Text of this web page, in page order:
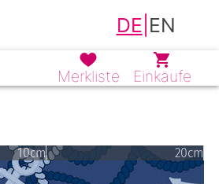
DE EN
Merkliste Einkäufe
10cm 20cm